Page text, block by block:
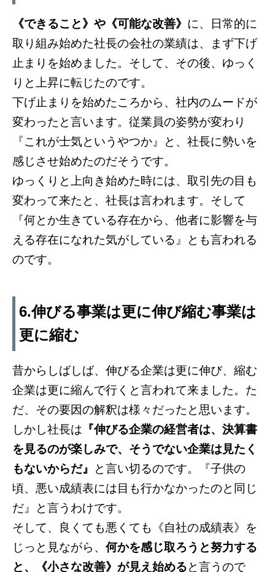
《できること》や《可能な改善》 に、日常的に
取り組み始めた社長の会社の業績は、まず下げ
止まりを始めました。そして、その後、ゆっく
りと上昇に転じたのです。
下げ止まりを始めたころから、社内のムードが
変わったと言います。従業員の姿勢が変わり
『これが士気というやつか』と、社長に勢いを
感じさせ始めたのだそうです。
ゆっくりと上向き始めた時には、取引先の目も
変わって来たと、社長は言われます。そして
『何とか生きている存在から、他者に影響を与
える存在になれた気がしている』とも言われる
のです。
6.伸びる事業は更に伸び縮む事業は
更に縮む
昔からしばしば、伸びる企業は更に伸び、縮む
企業は更に縮んで行くと言われて来ました。た
だ、その要因の解釈は様々だったと思います。
しかし社長は 『伸びる企業の経営者は、決算書
を見るのが楽しみで、そうでない企業は見たく
もないからだ』
と言い切るのです。『子供の
頃、悪い成績表には目も行かなかったのと同じ
だ』と言うわけです。
そして、良くても悪くても《自社の成績表》を
じっと見ながら、 何かを感じ取ろうと努力する
と、《小さな改善》が見え始めると言うので